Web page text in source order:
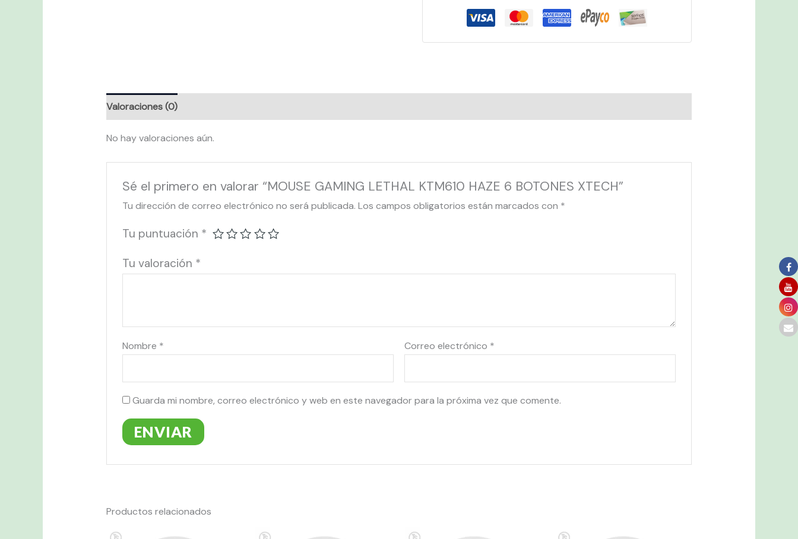
Valoraciones (0)
No hay valoraciones aún.
Sé el primero en valorar “MOUSE GAMING LETHAL KTM610 HAZE 6 BOTONES XTECH”
Tu dirección de correo electrónico no será publicada. Los campos obligatorios están marcados con *
Tu puntuación *
Tu valoración *
Nombre * Correo electrónico *
Guarda mi nombre, correo electrónico y web en este navegador para la próxima vez que comente.
Productos relacionados